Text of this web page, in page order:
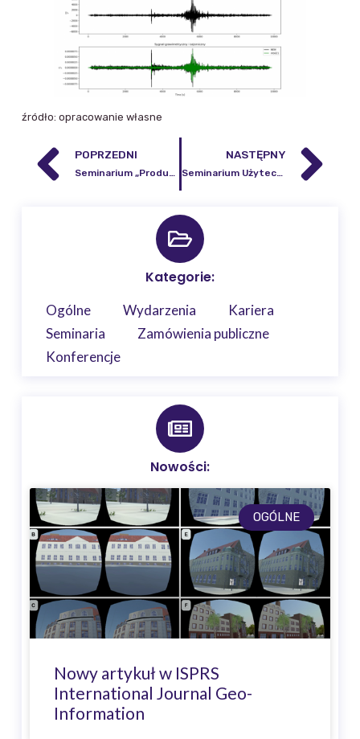
źródło: opracowanie własne
POPRZEDNI
Seminarium „Produkty serwisu lądowego Copernicus źródłem informacji o pokryciu terenu w skali kraju: baza danych Corine Land Cover 2018 oraz warstwy wysokorozdzielcze„
NASTĘPNY
Seminarium Użyteczność kartograficznych anamorfoz powierzchniowych
Kategorie:
Ogólne Wydarzenia
Kariera
Seminaria
Zamówienia publiczne
Konferencje
Nowości:
OGÓLNE
Nowy artykuł w ISPRS
International Journal Geo-
Information